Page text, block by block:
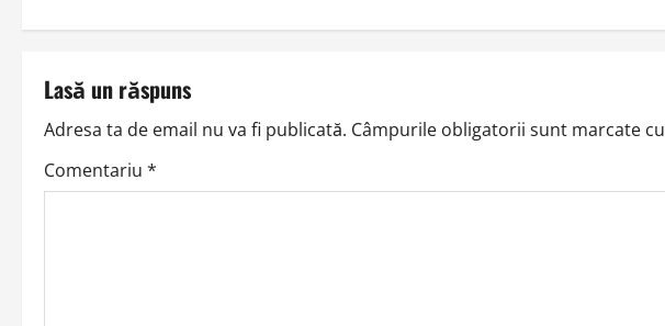
s
t
n
a
Lasă un răspuns
Adresa ta de email nu va fi publicată. Câmpurile obligatorii sunt marcate cu
Comentariu *